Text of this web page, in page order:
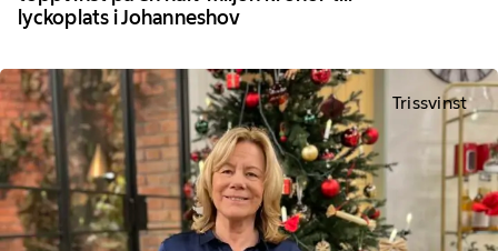
lyckoplats i Johanneshov
Trissvinst